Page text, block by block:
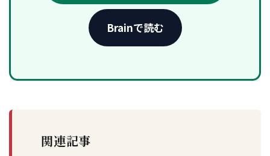
Brainで読む
関連記事